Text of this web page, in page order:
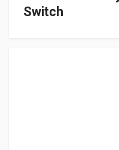
Switch